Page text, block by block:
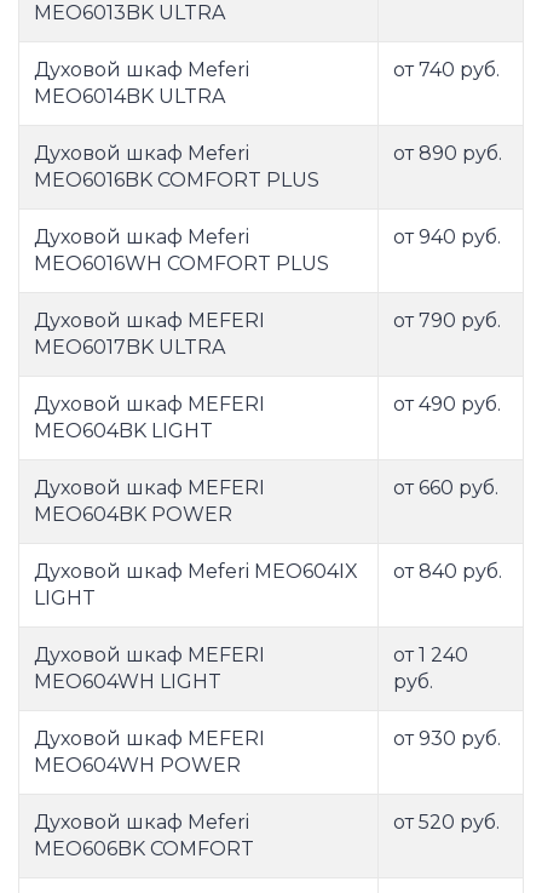
MEO6013BK ULTRA
Духовой шкаф Meferi
MEO6014BK ULTRA
от 740 руб.
Духовой шкаф Meferi
MEO6016BK COMFORT PLUS
от 890 руб.
Духовой шкаф Meferi
MEO6016WH COMFORT PLUS
от 940 руб.
Духовой шкаф MEFERI
MEO6017BK ULTRA
от 790 руб.
Духовой шкаф MEFERI
MEO604BK LIGHT
от 490 руб.
Духовой шкаф MEFERI
MEO604BK POWER
от 660 руб.
Духовой шкаф Meferi MEO604IX
LIGHT
от 840 руб.
Духовой шкаф MEFERI
MEO604WH LIGHT
от 1 240
руб.
Духовой шкаф MEFERI
MEO604WH POWER
от 930 руб.
Духовой шкаф Meferi
MEO606BK COMFORT
от 520 руб.